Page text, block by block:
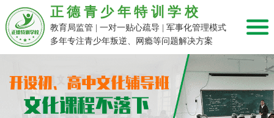
正德青少年特训学校
教育局监管 | 一对一贴心疏导 | 军事化管理模式
多年专注青少年叛逆、网瘾等问题解决方案